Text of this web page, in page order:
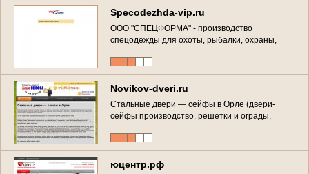
Specodezhda-vip.ru
ООО "СПЕЦФОРМА" - производство
спецодежды для охоты, рыбалки, охраны,
Novikov-dveri.ru
Стальные двери — сейфы в Орле (двери-
сейфы производство, решетки и ограды,
юцентр.рф